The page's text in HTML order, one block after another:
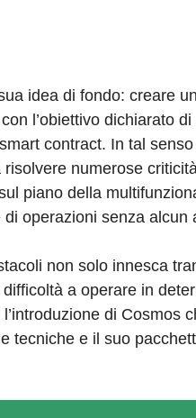
idea di fondo: creare
l’obiettivo dichiarato
contract. In tal
risolvere numerose
piano della
operazioni senza alcun
non solo innesca
a operare in
di Cosmos
tecniche e il suo